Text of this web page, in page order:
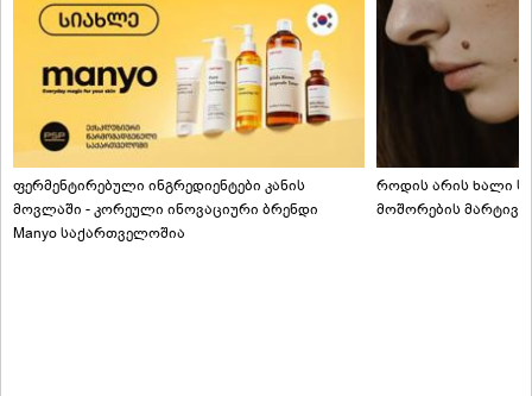
ფერმენტირებული ინგრედიენტები კანის
მოვლაში - კორეული ინოვაციური ბრენდი
Manyo საქართველოშია
როდის არის ხალი
მოშორების